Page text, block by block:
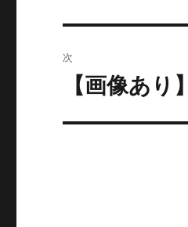
ゲ
の
投
稿:
次
投
【画像あ